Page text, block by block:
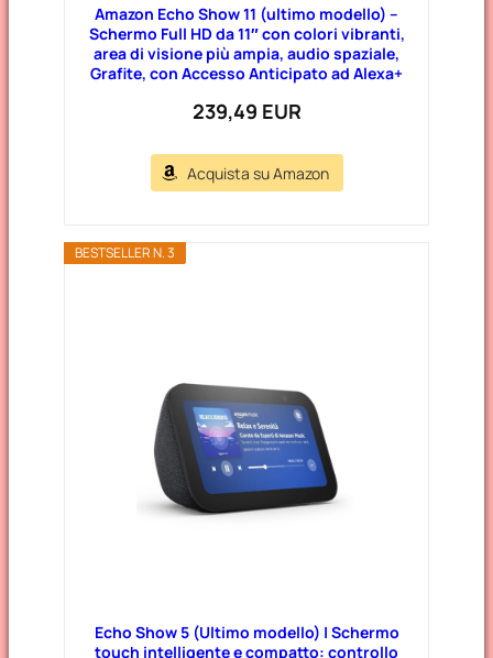
Amazon Echo Show 11 (ultimo modello) –
Schermo Full HD da 11″ con colori vibranti,
area di visione più ampia, audio spaziale,
Grafite, con Accesso Anticipato ad Alexa+
239,49 EUR
Acquista su Amazon
BESTSELLER N. 3
Echo Show 5 (Ultimo modello) | Schermo
touch intelligente e compatto: controllo